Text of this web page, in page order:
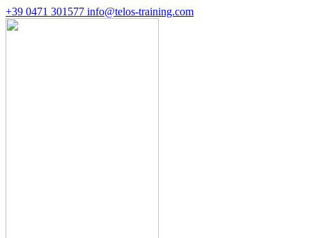
+39 0471 301577 info@telos-training.com